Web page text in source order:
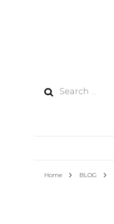
Search
Home BLOG